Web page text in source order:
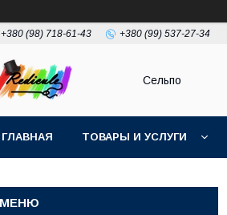
+380 (98) 718-61-43 +380 (99) 537-27-34
Сельпо
ГЛАВНАЯ ТОВАРЫ И УСЛУГИ